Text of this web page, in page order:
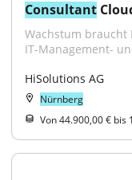
Consultant
Wachstum braucht
IT-Management-
HiSolutions AG
Nürnberg
Von 44.900,00 € bis